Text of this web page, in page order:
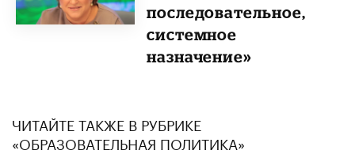
последовательное,
системное
назначение»
ЧИТАЙТЕ ТАКЖЕ В РУБРИКЕ
«ОБРАЗОВАТЕЛЬНАЯ ПОЛИТИКА»